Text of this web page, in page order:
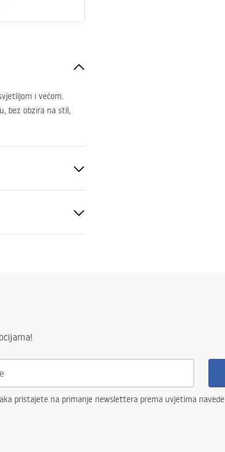
i većom.
bez obzira na stil,
pristajete na primanje newslettera prema uvjetima